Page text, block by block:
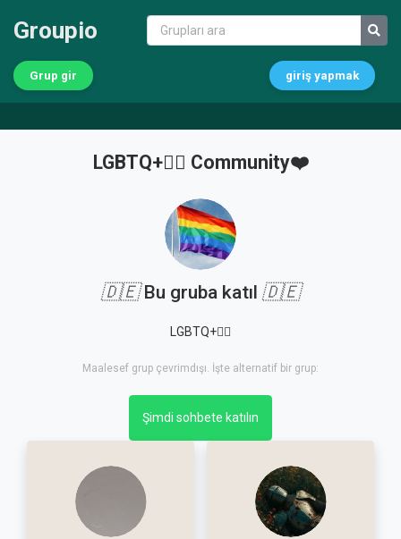
Groupio
Grup gir giriş yapmak
LGBTQ+🏳️‍🌈 Community❤️
🇩🇪Bu gruba katıl 🇩🇪
LGBTQ+🏳️‍🌈
Maalesef grup çevrimdışı. İşte alternatif bir grup:
Şimdi sohbete katılın